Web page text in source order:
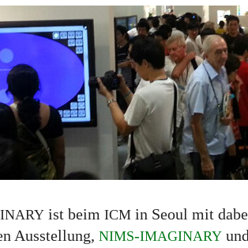
ist beim ICM in Seoul mit
Ausstellung, NIMS-IMAGINARY